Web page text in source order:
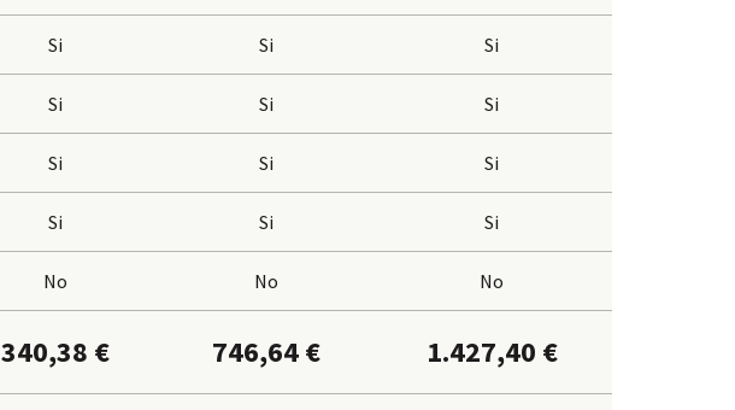
Si Si Si
Si Si Si
Si Si Si
Si Si Si
No No No
340,38 € 746,64 € 1.427,40 €